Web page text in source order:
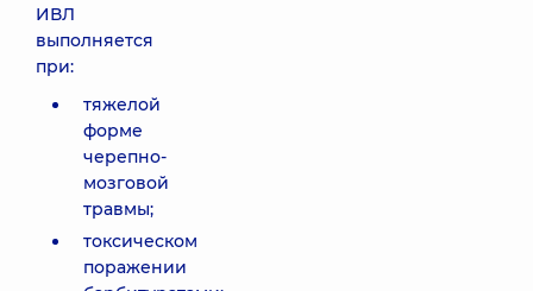
ИВЛ
выполняется
при:
тяжелой
форме
черепно-
мозговой
травмы;
токсическом
поражении